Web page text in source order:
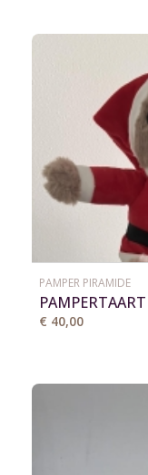
PAMPER PIRAMIDE
€ 40,00